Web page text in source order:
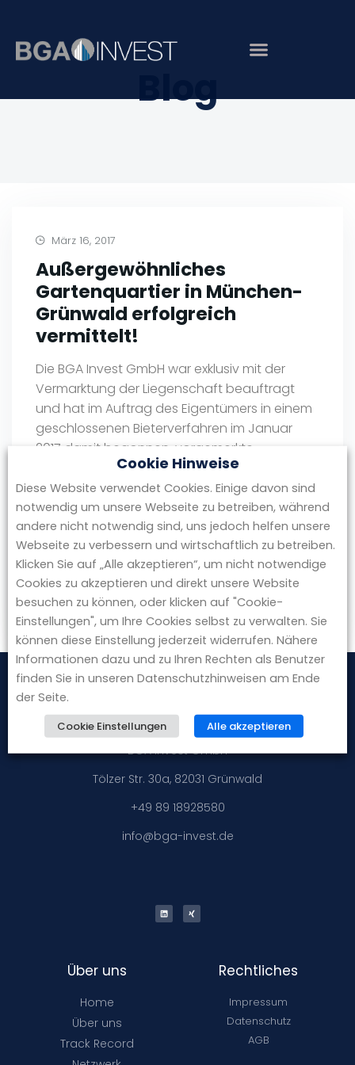
Blog
März 16, 2017
Außergewöhnliches
Gartenquartier in München-
Grünwald erfolgreich
vermittelt!
Die BGA Invest GmbH war exklusiv mit der
Vermarktung der Liegenschaft beauftragt
und hat im Auftrag des Eigentümers in einem
geschlossenen Bieterverfahren im Januar
2017 damit begonnen, vorgemerkte
Interessenten zu diesem genehmigten
Bauvorhaben zu informieren. Das
Neubauvorhaben für 14 Doppelhäuser mit
Tiefgarage in der Wendelsteinstraße 2 in
Grünwald wird ein Wohnquartier, in dem das
gemeinschaftliche …
by redaktion
BGA Invest GmbH
Tölzer Str. 30a, 82031 Grünwald
+49 89 18928580
info@bga-invest.de
Über uns
Home
Über uns
Track Record
Rechtliches
Impressum
Datenschutz
AGB
Cookie Hinweise
Diese Website verwendet Cookies. Einige davon sind
notwendig um unsere Webseite zu betreiben, während
andere nicht notwendig sind, uns jedoch helfen unsere
Webseite zu verbessern und wirtschaftlich zu betreiben.
Klicken Sie auf „Alle akzeptieren“, um nicht notwendige
Cookies zu akzeptieren und direkt unsere Website
besuchen zu können, oder klicken auf "Cookie-
Einstellungen", um Ihre Cookies selbst zu verwalten. Sie
können diese Einstellung jederzeit widerrufen. Nähere
Informationen dazu und zu Ihren Rechten als Benutzer
finden Sie in unseren Datenschutzhinweisen am Ende
der Seite.
Cookie Einstellungen Alle akzeptieren